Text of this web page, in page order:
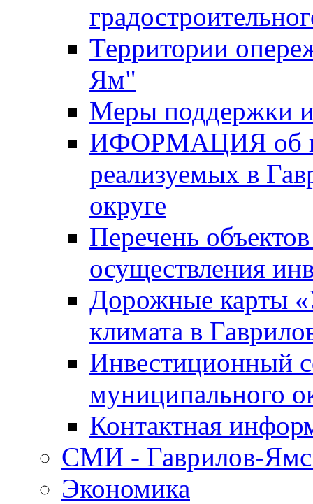
Территории
Ям"
Меры поддержки
ИФОРМАЦИЯ об
реализуемых в
округе
Перечень
осуществления
Дорожные карты
климата в
Инвестиционный
муниципального
Контактная
СМИ - Гаврилов-
Экономика